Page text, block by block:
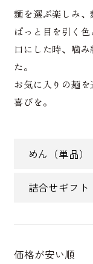
麺を選ぶ楽しみ、
ぱっと目を引く色
口にした時、噛
た。
お気に入りの麺
喜びを。
めん（単品）
詰合せギフト
価格が安い順